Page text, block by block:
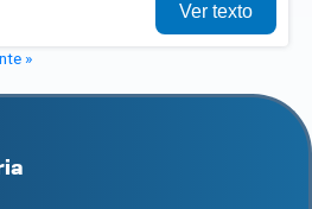
Ver texto
»